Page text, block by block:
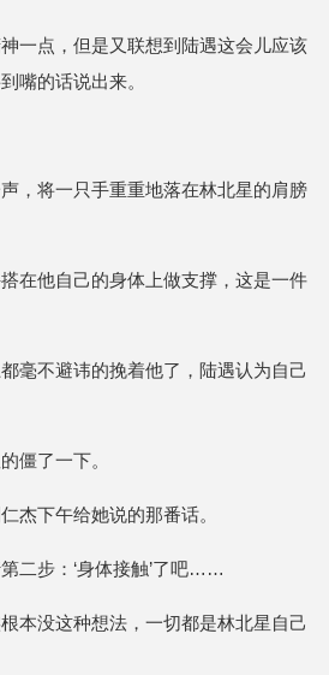
一点，但是又联想到陆遇这会儿应该
嘴的话说出来。
，将一只手重重地落在林北星的肩膀
在他自己的身体上做支撑，这是一件
毫不避讳的挽着他了，陆遇认为自己
僵了一下。
杰下午给她说的那番话。
二步：‘身体接触’了吧……
本没这种想法，一切都是林北星自己